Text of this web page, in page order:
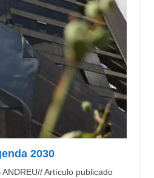
2030
ANDREU// Artículo publicado